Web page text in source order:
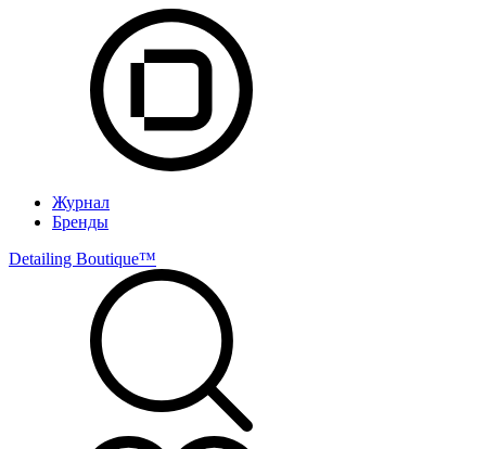
Журнал
Бренды
Detailing Boutique™️